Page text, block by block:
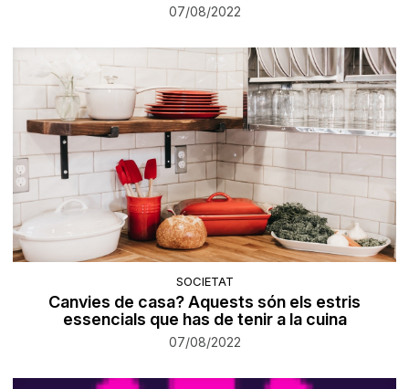
07/08/2022
SOCIETAT
Canvies de casa? Aquests són els estris
essencials que has de tenir a la cuina
07/08/2022